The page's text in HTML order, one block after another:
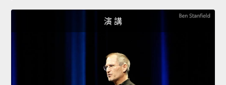
演 講